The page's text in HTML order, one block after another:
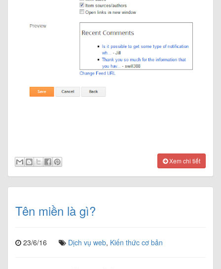
Xem chi tiết
Tên miền là gì?
23/6/16 Dịch vụ web, Kiến thức cơ bản